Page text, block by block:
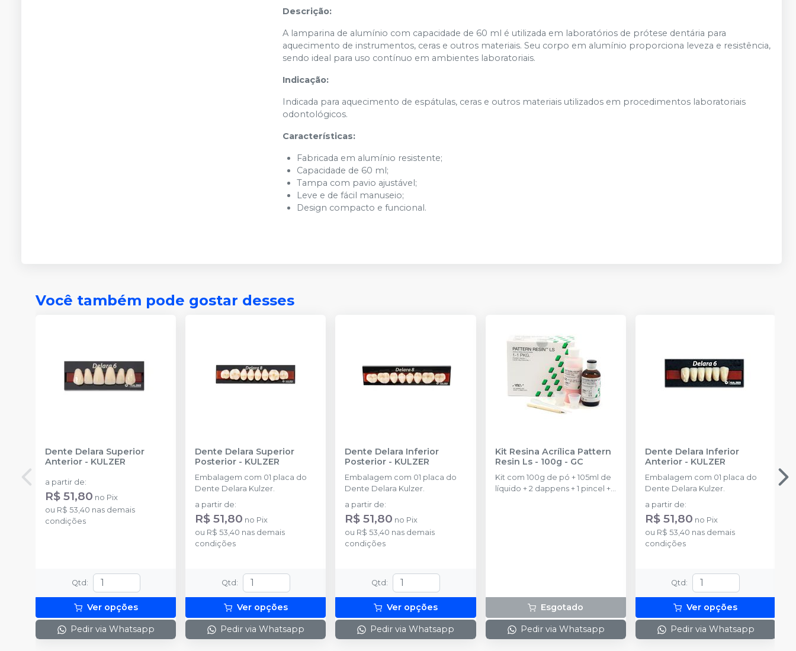
Descrição:
A lamparina de alumínio com capacidade de 60 ml é utilizada em laboratórios de prótese dentária para
aquecimento de instrumentos, ceras e outros materiais. Seu corpo em alumínio proporciona leveza e resistência,
sendo ideal para uso contínuo em ambientes laboratoriais.
Indicação:
Indicada para aquecimento de espátulas, ceras e outros materiais utilizados em procedimentos laboratoriais
odontológicos.
Características:
Fabricada em alumínio resistente;
Capacidade de 60 ml;
Tampa com pavio ajustável;
Leve e de fácil manuseio;
Design compacto e funcional.
Você também pode gostar desses
Dente Delara Superior
Anterior - KULZER
a partir de:
R$ 51,80 no Pix
ou R$ 53,40 nas demais
condições
Qtd :
Ver opções
Pedir via Whatsapp
Dente Delara Superior
Posterior - KULZER
Embalagem com 01 placa do
Dente Delara Kulzer.
a partir de:
R$ 51,80 no Pix
ou R$ 53,40 nas demais
condições
Qtd :
Ver opções
Pedir via Whatsapp
Dente Delara Inferior
Posterior - KULZER
Embalagem com 01 placa do
Dente Delara Kulzer.
a partir de:
R$ 51,80 no Pix
ou R$ 53,40 nas demais
condições
Qtd :
Ver opções
Pedir via Whatsapp
Kit Resina Acrílica Pattern
Resin Ls - 100g - GC
Kit com 100g de pó + 105ml de
líquido + 2 dappens + 1 pincel + 1
Esgotado
Pedir via Whatsapp
Dente Delara Inferior
Anterior - KULZER
Embalagem com 01 placa do
Dente Delara Kulzer.
a partir de:
R$ 51,80 no Pix
ou R$ 53,40 nas demais
condições
Qtd :
Ver opções
Pedir via Whatsapp